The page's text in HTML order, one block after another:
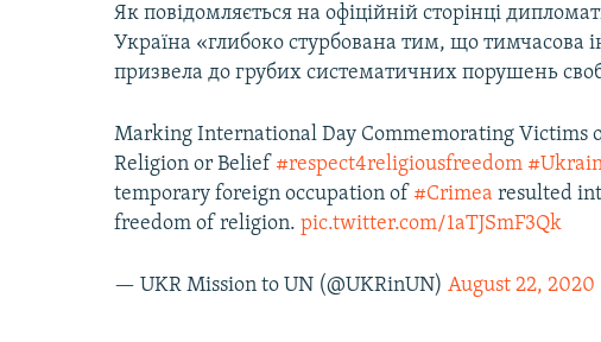
Як повідомляється на офіційній сторінці
Україна «глибоко стурбована тим, що тимчасова
призвела до грубих систематичних порушень
Marking International Day Commemorating Victims
Religion or Belief #respect4religiousfreedom
temporary foreign occupation of #Crimea resulted
freedom of religion.pic.twitter.com/1aTJSmF3Qk
— UKR Mission to UN (@UKRinUN)August 22, 2020